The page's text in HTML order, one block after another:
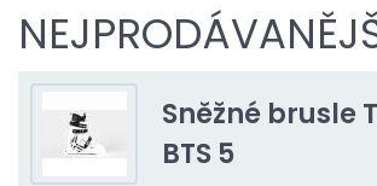
Sněžné brusle
BTS 5